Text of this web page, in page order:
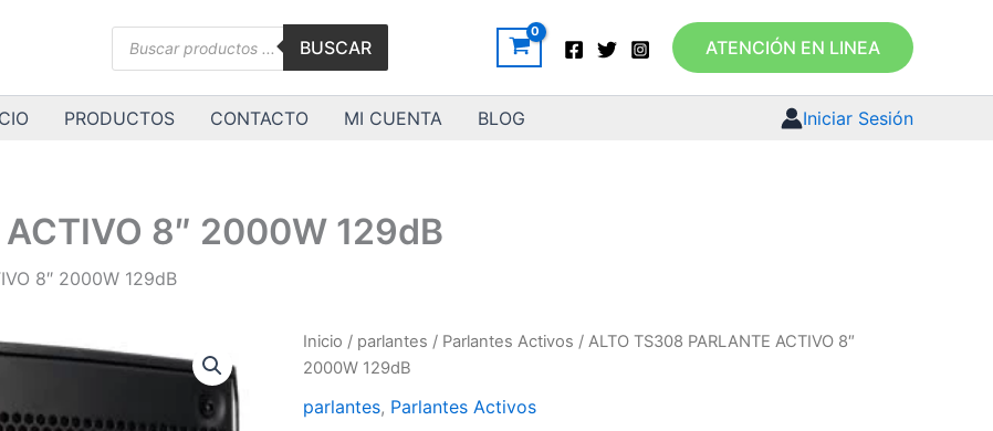
Búsqueda
BUSCAR ATENCIÓN EN LINEA
PRODUCTOS CONTACTO MI CUENTA BLOG Iniciar Sesión
8″ 2000W 129dB
8″ 2000W 129dB
Inicio / parlantes / Parlantes Activos / ALTO TS308 PARLANTE ACTIVO 8″
2000W 129dB
parlantes, Parlantes Activos
ALTO
TS308
ACTIVO